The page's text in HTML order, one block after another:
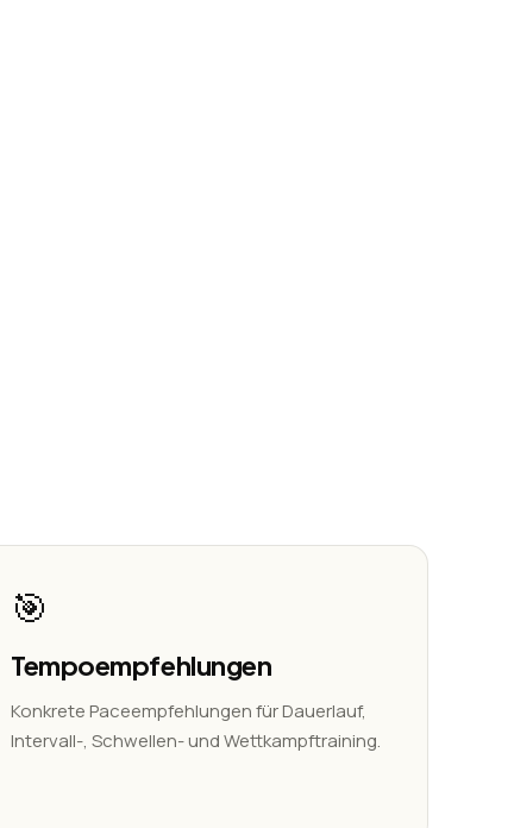
🎯
Tempoempfehlungen
Konkrete Paceempfehlungen für Dauerlauf,
Intervall-, Schwellen- und Wettkampftraining.